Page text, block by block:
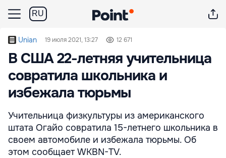
RU
Unian 19 июля 2021, 13:27 12 671
В США 22-летняя учительница
совратила школьника и
избежала тюрьмы
Учительница физкультуры из американского
штата Огайо совратила 15-летнего школьника в
своем автомобиле и избежала тюрьмы. Об
этом сообщает WKBN-TV.